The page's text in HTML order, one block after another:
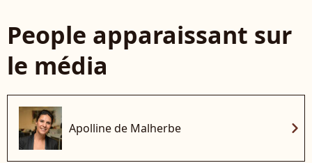
People apparaissant sur
le média
Apolline de Malherbe chevron_right